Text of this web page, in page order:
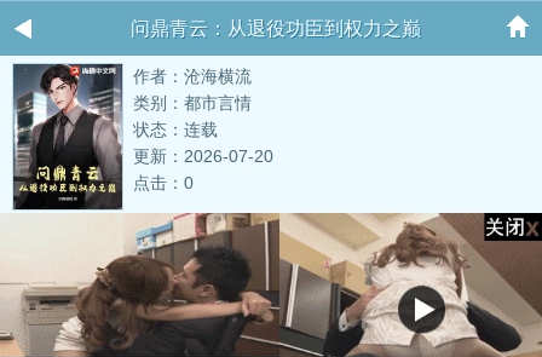
问鼎青云：从退役功臣到权力之巅
作者：沧海横流
类别：都市言情
状态：连载
更新：2026-07-20
点击：0